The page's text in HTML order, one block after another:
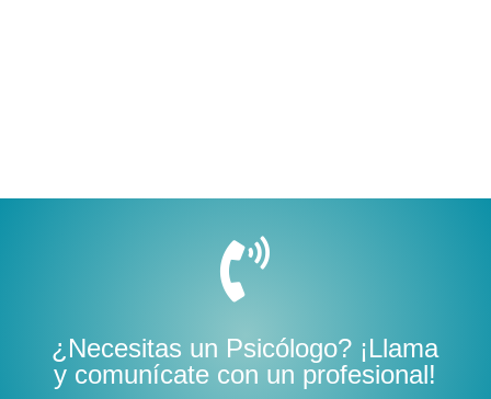

¿Necesitas un Psicólogo? ¡Llama
y comunícate con un profesional!